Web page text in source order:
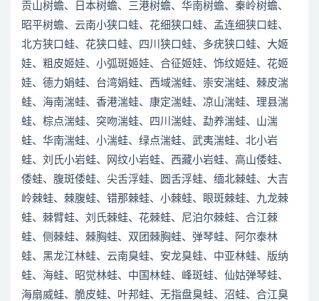
贡山树蟾、日本树蟾、三港树蟾、华南树蟾、秦岭树蟾、
昭平树蟾、云南小狭口蛙、花细狭口蛙、孟连细狭口蛙、
北方狭口蛙、花狭口蛙、四川狭口蛙、多疣狭口蛙、大姬
娃、粗皮姬娃、小弧斑姬娃、合征姬娃、饰纹姬娃、花姬
娃、德力娟蛙、台湾娟蛙、西域湍蛙、崇安湍蛙、棘皮湍
蛙、海南湍蛙、香港湍蛙、康定湍蛙、凉山湍蛙、理县湍
蛙、棕点湍蛙、突吻湍蛙、四川湍蛙、勐养湍蛙、山湍
蛙、华南湍蛙、小湍蛙、绿点湍蛙、武夷湍蛙、北小岩
蛙、刘氏小岩蛙、网纹小岩蛙、西藏小岩蛙、高山倭蛙、
倭蛙、腹斑倭蛙、尖舌浮蛙、圆舌浮蛙、缅北棘蛙、大吉
岭棘蛙、棘腹蛙、错那棘蛙、小棘蛙、眼斑棘蛙、九龙棘
蛙、棘臂蛙、刘氏棘蛙、花棘蛙、尼泊尔棘蛙、合江棘
蛙、侧棘蛙、棘胸蛙、双团棘胸蛙、弹琴蛙、阿尔泰林
蛙、黑龙江林蛙、云南臭蛙、安龙臭蛙、中亚林蛙、版纳
蛙、海蛙、昭觉林蛙、中国林蛙、峰斑蛙、仙姑弹琴蛙、
海扇威蛙、脆皮蛙、叶邦蛙、无指盘臭蛙、沼蛙、合江臭